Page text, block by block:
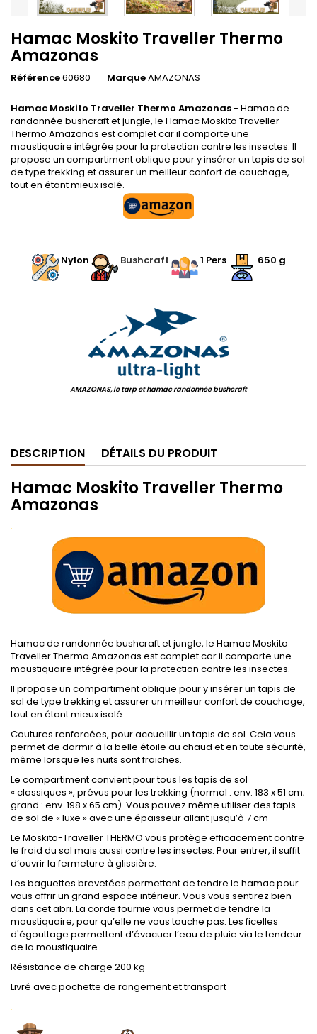
Hamac Moskito Traveller Thermo
Amazonas
Référence60680 MarqueAMAZONAS
Hamac Moskito Traveller Thermo Amazonas- Hamac de
randonnée bushcraft et jungle, le Hamac Moskito Traveller
Thermo Amazonas est complet car il comporte une
moustiquaire intégrée pour la protection contre les insectes. Il
propose un compartiment oblique pour y insérer un tapis de sol
de type trekking et assurer un meilleur confort de couchage,
tout en étant mieux isolé.
. Nylon Bushcraft 1 Pers 650 g
AMAZONAS, le tarp et hamac randonnée bushcraft
DESCRIPTION DÉTAILS DU PRODUIT
Hamac Moskito Traveller Thermo
Amazonas
.
Hamac de randonnée bushcraft et jungle, le Hamac Moskito
Traveller Thermo Amazonas est complet car il comporte une
moustiquaire intégrée pour la protection contre les insectes.
Il propose un compartiment oblique pour y insérer un tapis de
sol de type trekking et assurer un meilleur confort de couchage,
tout en étant mieux isolé.
Coutures renforcées, pour accueillir un tapis de sol. Cela vous
permet de dormir à la belle étoile au chaud et en toute sécurité,
même lorsque les nuits sont fraiches.
Le compartiment convient pour tous les tapis de sol
« classiques », prévus pour les trekking (normal : env. 183 x 51 cm;
grand : env. 198 x 65 cm). Vous pouvez même utiliser des tapis
de sol de « luxe » avec une épaisseur allant jusqu’à 7 cm
Le Moskito-Traveller THERMO vous protège efficacement contre
le froid du sol mais aussi contre les insectes. Pour entrer, il suffit
d’ouvrir la fermeture à glissière.
Les baguettes brevetées permettent de tendre le hamac pour
vous offrir un grand espace intérieur. Vous vous sentirez bien
dans cet abri. La corde fournie vous permet de tendre la
moustiquaire, pour qu’elle ne vous touche pas. Les ficelles
d'égouttage permettent d’évacuer l’eau de pluie via le tendeur
de la moustiquaire.
Résistance de charge 200 kg
Livré avec pochette de rangement et transport
.